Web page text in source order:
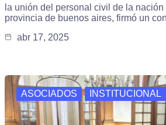
la unión del personal civil de la nación
provincia de buenos aires, firmó un
abr 17, 2025
ASOCIADOS INSTITUCIONAL